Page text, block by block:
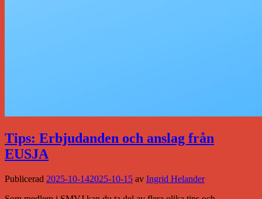
Tips: Erbjudanden och anslag från
EUSJA
Publicerad 2025-10-142025-10-15 av Ingrid Helander